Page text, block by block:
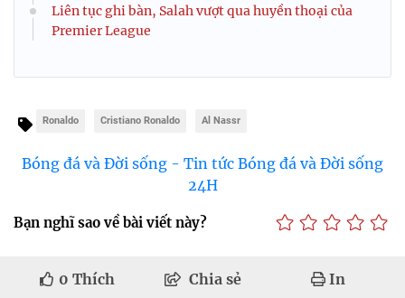
Liên tục ghi bàn, Salah vượt qua huyền thoại của
Premier League
Ronaldo Cristiano Ronaldo Al Nassr
Bóng đá và Đời sống - Tin tức Bóng đá và Đời sống
24H
Bạn nghĩ sao về bài viết này?
0 Thích Chia sẻ In